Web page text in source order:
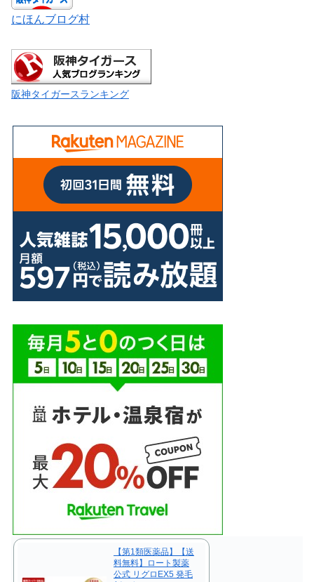
にほんブログ村
阪神タイガースランキング
【第1類医薬品】【送
料無料】ロート製薬
公式 リグロEX5 発毛